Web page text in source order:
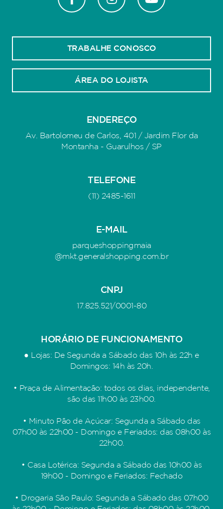
TRABALHE CONOSCO
ÁREA DO LOJISTA
ENDEREÇO
Av. Bartolomeu de Carlos, 401 / Jardim Flor da
Montanha - Guarulhos / SP
TELEFONE
(11) 2485-1611
E-MAIL
parqueshoppingmaia
@mkt.generalshopping.com.br
CNPJ
17.825.521/0001-80
HORÁRIO DE FUNCIONAMENTO
● Lojas: De Segunda a Sábado das 10h às 22h e
Domingos: 14h às 20h.
• Praça de Alimentação: todos os dias, independente,
são das 11h00 às 23h00.
• Minuto Pão de Açúcar: Segunda a Sábado das
07h00 às 22h00 - Domingo e Feriados: das 08h00 às
22h00.
• Casa Lotérica: Segunda a Sábado das 10h00 às
19h00 - Domingo e Feriados: Fechado
• Drogaria São Paulo: Segunda a Sábado das 07h00